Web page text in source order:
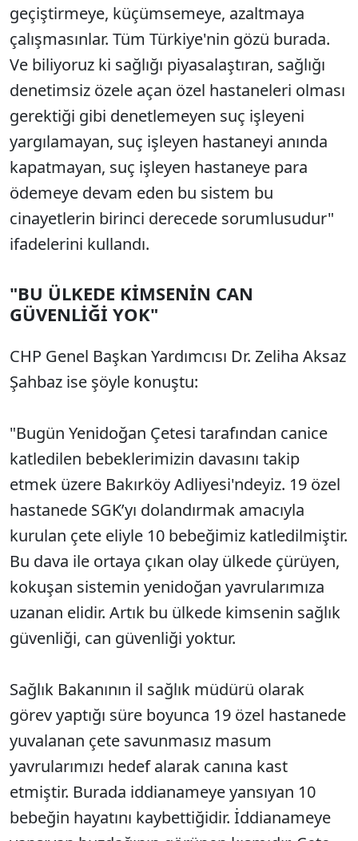
geçiştirmeye, küçümsemeye, azaltmaya
çalışmasınlar. Tüm Türkiye'nin gözü burada.
Ve biliyoruz ki sağlığı piyasalaştıran, sağlığı
denetimsiz özele açan özel hastaneleri olması
gerektiği gibi denetlemeyen suç işleyeni
yargılamayan, suç işleyen hastaneyi anında
kapatmayan, suç işleyen hastaneye para
ödemeye devam eden bu sistem bu
cinayetlerin birinci derecede sorumlusudur"
ifadelerini kullandı.
"BU ÜLKEDE KİMSENİN CAN
GÜVENLİĞİ YOK"
CHP Genel Başkan Yardımcısı Dr. Zeliha Aksaz
Şahbaz ise şöyle konuştu:
"Bugün Yenidoğan Çetesi tarafından canice
katledilen bebeklerimizin davasını takip
etmek üzere Bakırköy Adliyesi'ndeyiz. 19 özel
hastanede SGK’yı dolandırmak amacıyla
kurulan çete eliyle 10 bebeğimiz katledilmiştir.
Bu dava ile ortaya çıkan olay ülkede çürüyen,
kokuşan sistemin yenidoğan yavrularımıza
uzanan elidir. Artık bu ülkede kimsenin sağlık
güvenliği, can güvenliği yoktur.
Sağlık Bakanının il sağlık müdürü olarak
görev yaptığı süre boyunca 19 özel hastanede
yuvalanan çete savunmasız masum
yavrularımızı hedef alarak canına kast
etmiştir. Burada iddianameye yansıyan 10
bebeğin hayatını kaybettiğidir. İddianameye